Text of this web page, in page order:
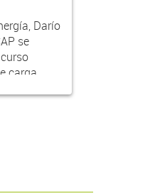
Darío
se
carga